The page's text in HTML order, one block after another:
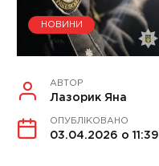
НОВИНИ
АВТОР
Лазорик Яна
ОПУБЛІКОВАНО
03.04.2026 о 11:39